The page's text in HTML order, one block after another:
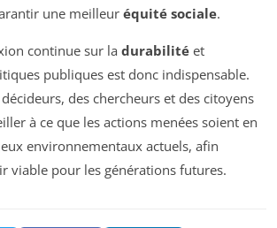
une meilleur équité sociale.
continue sur la durabilité et
publiques est donc indispensable.
des chercheurs et des citoyens
à ce que les actions menées soient en
environnementaux actuels, afin
viable pour les générations futures.